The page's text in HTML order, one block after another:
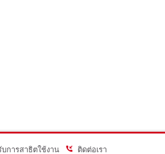
การสาธิตใช้งาน ติดต่อเรา